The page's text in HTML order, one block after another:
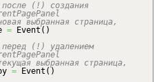
после (!) создания
выбранная страница,
= Event ( )
перед (!) удалением
выбранная страница,
= Event ( )